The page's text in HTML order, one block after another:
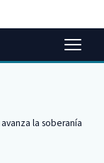
la soberanía